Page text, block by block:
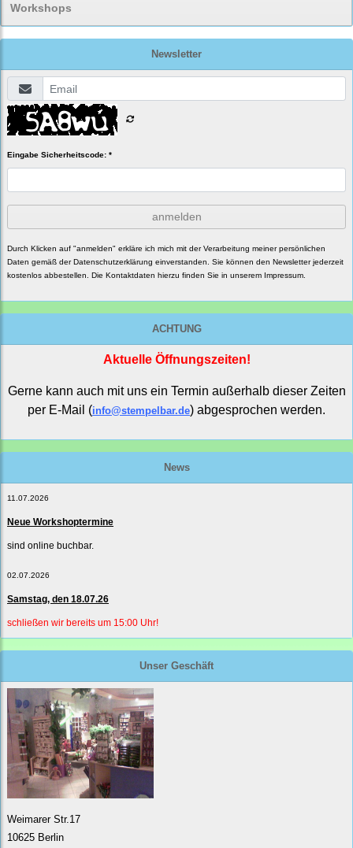
Workshops
Newsletter
Eingabe Sicherheitscode: *
anmelden
Durch Klicken auf "anmelden" erkläre ich mich mit der Verarbeitung meiner persönlichen
Daten gemäß der Datenschutzerklärung einverstanden. Sie können den Newsletter jederzeit
kostenlos abbestellen. Die Kontaktdaten hierzu finden Sie in unserem Impressum.
ACHTUNG
Aktuelle Öffnungszeiten!
Gerne kann auch mit uns ein Termin außerhalb dieser Zeiten
per E-Mail (info@stempelbar.de) abgesprochen werden.
News
11.07.2026
Neue Workshoptermine
sind online buchbar.
02.07.2026
Samstag, den 18.07.26
schließen wir bereits um 15:00 Uhr!
Unser Geschäft
Weimarer Str.17
10625 Berlin